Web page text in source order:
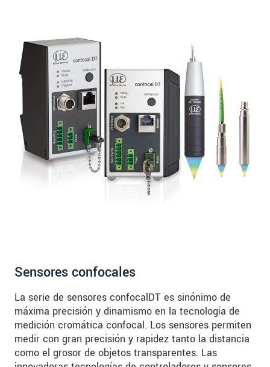
Sensores confocales
La serie de sensores confocalDT es sinónimo de
máxima precisión y dinamismo en la tecnología de
medición cromática confocal. Los sensores permiten
medir con gran precisión y rapidez tanto la distancia
como el grosor de objetos transparentes. Las